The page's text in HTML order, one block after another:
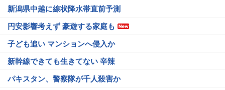
新潟県中越に線状降水帯直前予測
円安影響考えず 豪遊する家庭も
子ども追い マンションへ侵入か
新幹線できても生きてない 辛辣
パキスタン、警察隊が千人殺害か